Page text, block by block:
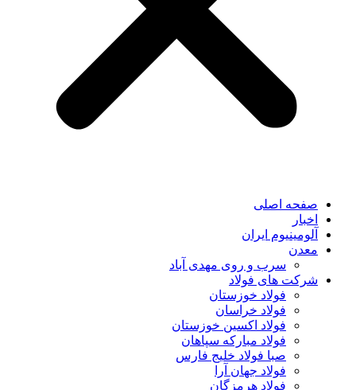
صفحه اصلی
اخبار
آلومینیوم ایران
معدن
سرب و روی مهدی آباد
شرکت های فولاد
فولاد خوزستان
فولاد خراسان
فولاد اکسین خوزستان
فولاد مبارکه سپاهان
صبا فولاد خلیج فارس
فولاد جهان آرا
فولاد هرمزگان